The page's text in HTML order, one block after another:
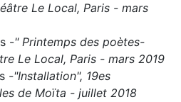
Le Local, Paris - mars
-" Printemps des poètes-
Le Local, Paris - mars 2019
-"Installation", 19es
de Moïta - juillet 2018